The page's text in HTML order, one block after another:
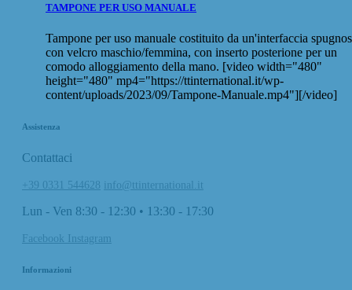
TAMPONE PER USO MANUALE
Tampone per uso manuale costituito da un'interfaccia
con velcro maschio/femmina, con inserto posterione per un
comodo alloggiamento della mano. [video width="480"
height="480" mp4="https://ttinternational.it/wp-
content/uploads/2023/09/Tampone-Manuale.mp4"][/video]
Assistenza
Contattaci
+39 0331 544628 info@ttinternational.it
Lun - Ven 8:30 - 12:30 • 13:30 - 17:30
Facebook Instagram
Informazioni